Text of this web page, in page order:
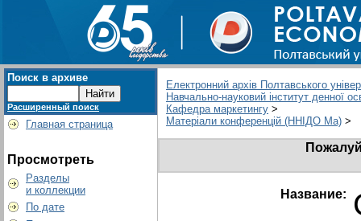
Поиск в архиве
Расширенный поиск
Главная страница
Просмотреть
Разделы
и коллекции
По дате
Електронний архів Полтавського
Навчально-науковий інститут денної
Кафедра маркетингу >
Матеріали конференцій (ННІДО Ма) >
Название: